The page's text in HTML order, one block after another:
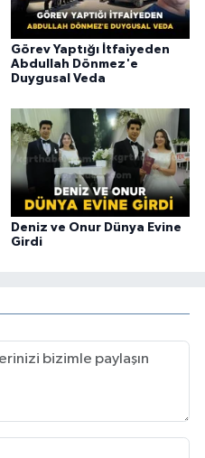
Görev Yaptığı İtfaiyeden
Abdullah Dönmez'e
Duygusal Veda
Deniz ve Onur Dünya Evine
Girdi